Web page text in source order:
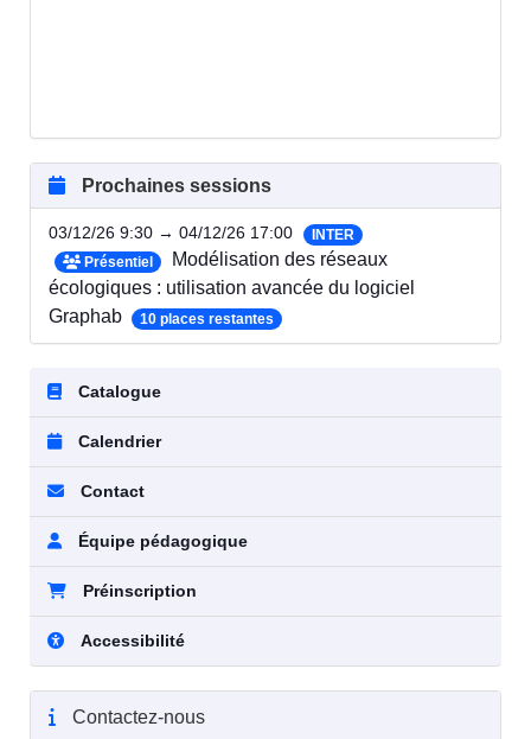
Prochaines sessions
03/12/26 9:30 → 04/12/26 17:00
INTER
Présentiel
Modélisation des réseaux
écologiques : utilisation avancée du logiciel
Graphab
10 places restantes
Catalogue
Calendrier
Contact
Équipe pédagogique
Préinscription
Accessibilité
Contactez-nous